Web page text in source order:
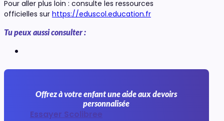
Pour aller plus loin : consulte les ressources
officielles sur https://eduscol.education.fr
Tu peux aussi consulter :
Offrez à votre enfant une aide aux devoirs
personnalisée
Essayer Scolibree